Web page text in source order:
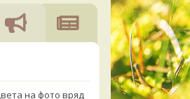
на фото вряд